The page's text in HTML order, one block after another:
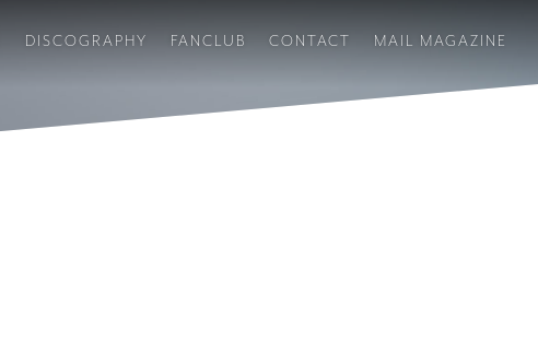
DISCOGRAPHY FANCLUB CONTACT MAIL MAGAZINE